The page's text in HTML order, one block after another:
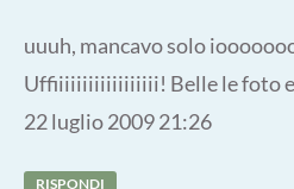
uuuh, mancavo solo
Uffiiiiiiiiiiiiiiiiii! Belle le foto e
22 luglio 2009 21:26
RISPONDI